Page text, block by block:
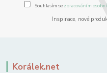
Souhlasím se zpracováním
Inspirace, nové
Korálek.net